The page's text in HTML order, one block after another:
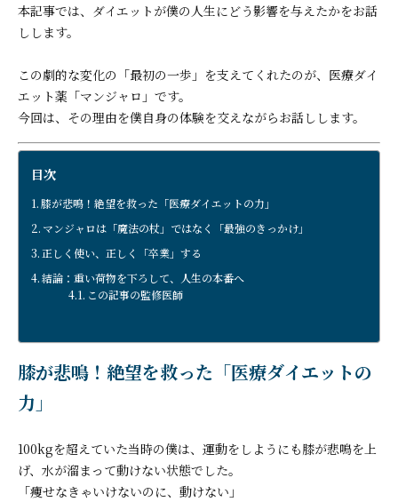
本記事では、ダイエットが僕の人生にどう影響を与えたかをお話
しします。
この劇的な変化の「最初の一歩」を支えてくれたのが、医療ダイ
エット薬「マンジャロ」です。
今回は、その理由を僕自身の体験を交えながらお話しします。
目次
膝が悲鳴！絶望を救った「医療ダイエットの力」
マンジャロは「魔法の杖」ではなく「最強のきっかけ」
正しく使い、正しく「卒業」する
結論：重い荷物を下ろして、人生の本番へ
この記事の監修医師
膝が悲鳴！絶望を救った「医療ダイエットの
力」
100kgを超えていた当時の僕は、運動をしようにも膝が悲鳴を上
げ、水が溜まって動けない状態でした。
「痩せなきゃいけないのに、動けない」